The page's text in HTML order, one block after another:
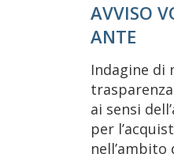
AVVISO
ANTE
Indagine di
ai sensi
per
nell’ambito